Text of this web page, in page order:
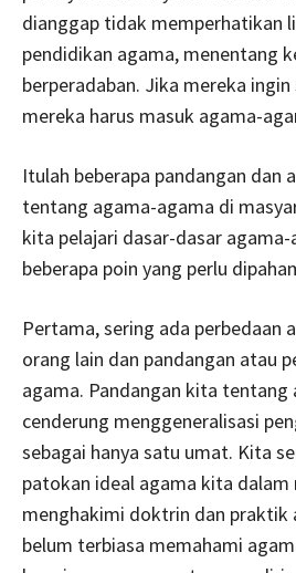
dianggap tidak memperhatikan
pendidikan agama, menentang
berperadaban. Jika mereka
mereka harus masuk agama-
Itulah beberapa pandangan dan
tentang agama-agama di
kita pelajari dasar-dasar
beberapa poin yang perlu
Pertama, sering ada perbedaan
orang lain dan pandangan atau
agama. Pandangan kita tentang
cenderung menggeneralisasi
sebagai hanya satu umat. Kita
patokan ideal agama kita dalam
menghakimi doktrin dan praktik
belum terbiasa memahami